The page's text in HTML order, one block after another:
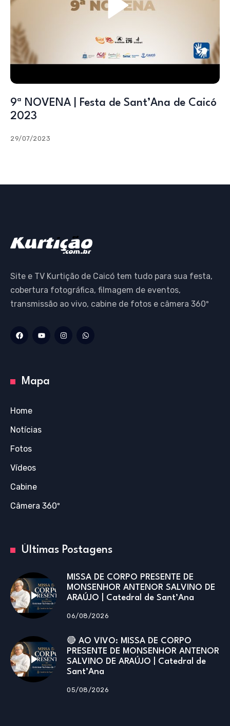
9ª NOVENA | Festa de Sant’Ana de Caicó
2023
29/07/2023
Site e TV Kurtição de Caicó tem tudo para sua festa,
cobertura fotográfica, filmagem de eventos,
transmissão ao vivo, cabine de fotos e câmera 360º
Mapa
Home
Notícias
Fotos
Vídeos
Cabine
Câmera 360º
Últimas Postagens
MISSA DE CORPO PRESENTE DE
MONSENHOR ANTENOR SALVINO DE
ARAÚJO | Catedral de Sant’Ana
06/08/2026
🔴 AO VIVO: MISSA DE CORPO
PRESENTE DE MONSENHOR ANTENOR
SALVINO DE ARAÚJO | Catedral de
Sant’Ana
05/08/2026